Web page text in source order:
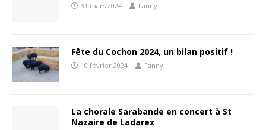
31 mars 2024 Fanny
Fête du Cochon 2024, un bilan positif !
10 février 2024 Fanny
La chorale Sarabande en concert à St
Nazaire de Ladarez